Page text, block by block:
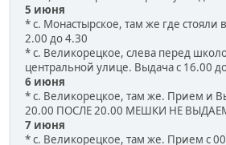
5 июня
* с. Монастырское, там же где
2.00 до 4.30
* с. Великорецкое, слева перед
центральной улице. Выдача с 16.00
6 июня
* с. Великорецкое, там же. Прием и
20.00 ПОСЛЕ 20.00 МЕШКИ НЕ
7 июня
* с. Великорецкое, там же. Прием с